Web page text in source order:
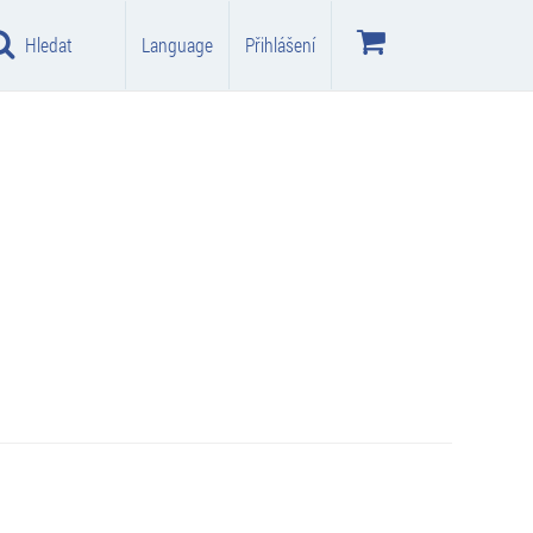
Hledat Language Přihlášení